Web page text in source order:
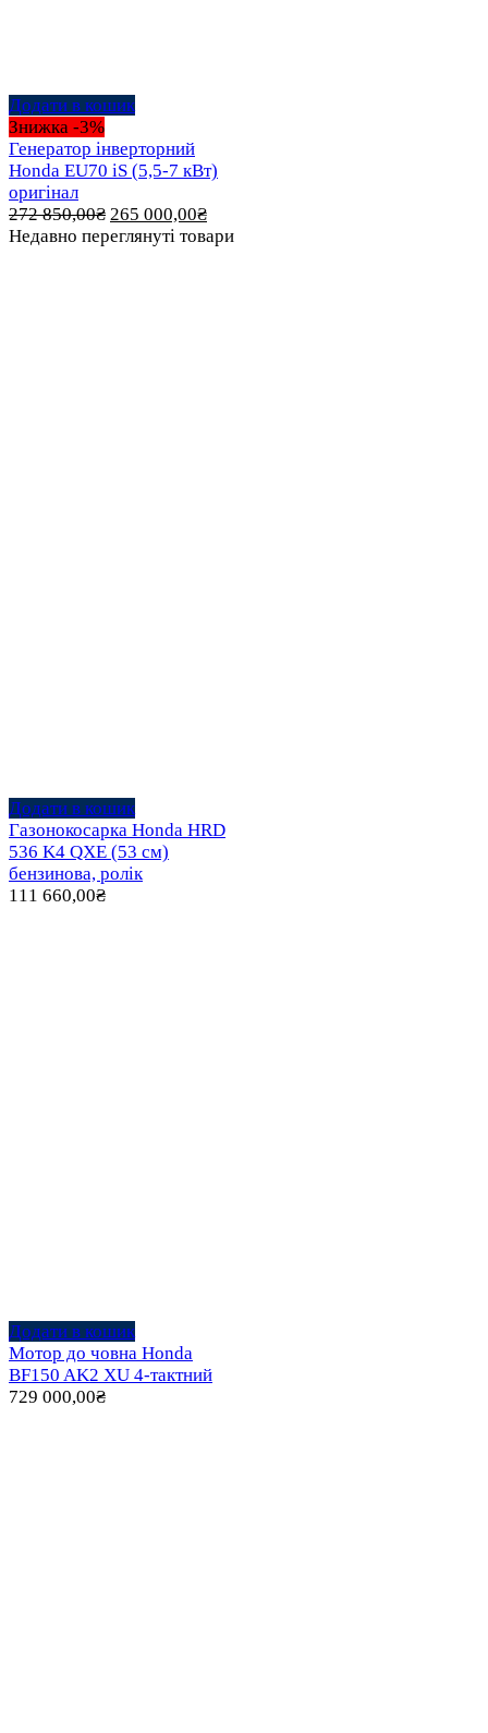
Додати в кошик
Знижка -3%
Генератор інверторний
Honda EU70 iS (5,5-7 кВт)
оригінал
272 850,00₴ Оригінальна
ціна:
265 000,00₴Поточна
ціна:
Недавно переглянуті товари
Додати в кошик
Газонокосарка Honda HRD
536 K4 QXE (53 см)
бензинова, ролік
111 660,00₴
Додати в кошик
Мотор до човна Honda
BF150 AK2 XU 4-тактний
729 000,00₴